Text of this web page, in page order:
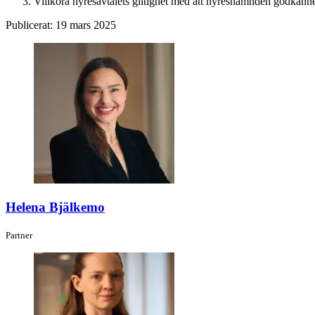
Publicerat: 19 mars 2025
Helena Bjälkemo
Partner